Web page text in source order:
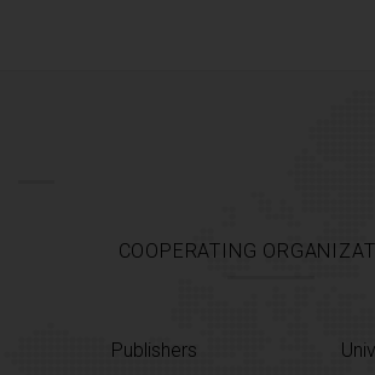
COOPERATING
Publishers